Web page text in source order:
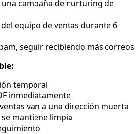
una campaña de nurturing de
equipo de ventas durante 6
seguir recibiendo más correos
temporal
inmediatamente
van a una dirección muerta
mantiene limpia